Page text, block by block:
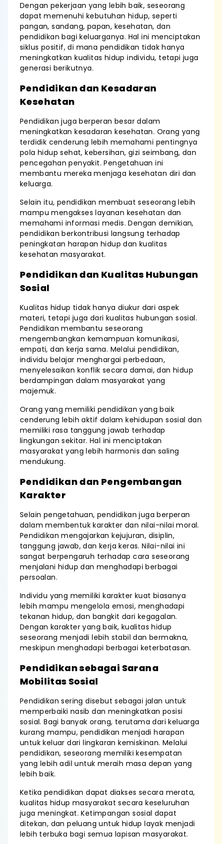
Dengan pekerjaan yang lebih baik, seseorang
dapat memenuhi kebutuhan hidup, seperti
pangan, sandang, papan, kesehatan, dan
pendidikan bagi keluarganya. Hal ini menciptakan
siklus positif, di mana pendidikan tidak hanya
meningkatkan kualitas hidup individu, tetapi juga
generasi berikutnya.
Pendidikan dan Kesadaran
Kesehatan
Pendidikan juga berperan besar dalam
meningkatkan kesadaran kesehatan. Orang yang
terdidik cenderung lebih memahami pentingnya
pola hidup sehat, kebersihan, gizi seimbang, dan
pencegahan penyakit. Pengetahuan ini
membantu mereka menjaga kesehatan diri dan
keluarga.
Selain itu, pendidikan membuat seseorang lebih
mampu mengakses layanan kesehatan dan
memahami informasi medis. Dengan demikian,
pendidikan berkontribusi langsung terhadap
peningkatan harapan hidup dan kualitas
kesehatan masyarakat.
Pendidikan dan Kualitas Hubungan
Sosial
Kualitas hidup tidak hanya diukur dari aspek
materi, tetapi juga dari kualitas hubungan sosial.
Pendidikan membantu seseorang
mengembangkan kemampuan komunikasi,
empati, dan kerja sama. Melalui pendidikan,
individu belajar menghargai perbedaan,
menyelesaikan konflik secara damai, dan hidup
berdampingan dalam masyarakat yang
majemuk.
Orang yang memiliki pendidikan yang baik
cenderung lebih aktif dalam kehidupan sosial dan
memiliki rasa tanggung jawab terhadap
lingkungan sekitar. Hal ini menciptakan
masyarakat yang lebih harmonis dan saling
mendukung.
Pendidikan dan Pengembangan
Karakter
Selain pengetahuan, pendidikan juga berperan
dalam membentuk karakter dan nilai-nilai moral.
Pendidikan mengajarkan kejujuran, disiplin,
tanggung jawab, dan kerja keras. Nilai-nilai ini
sangat berpengaruh terhadap cara seseorang
menjalani hidup dan menghadapi berbagai
persoalan.
Individu yang memiliki karakter kuat biasanya
lebih mampu mengelola emosi, menghadapi
tekanan hidup, dan bangkit dari kegagalan.
Dengan karakter yang baik, kualitas hidup
seseorang menjadi lebih stabil dan bermakna,
meskipun menghadapi berbagai keterbatasan.
Pendidikan sebagai Sarana
Mobilitas Sosial
Pendidikan sering disebut sebagai jalan untuk
memperbaiki nasib dan meningkatkan posisi
sosial. Bagi banyak orang, terutama dari keluarga
kurang mampu, pendidikan menjadi harapan
untuk keluar dari lingkaran kemiskinan. Melalui
pendidikan, seseorang memiliki kesempatan
yang lebih adil untuk meraih masa depan yang
lebih baik.
Ketika pendidikan dapat diakses secara merata,
kualitas hidup masyarakat secara keseluruhan
juga meningkat. Ketimpangan sosial dapat
ditekan, dan peluang untuk hidup layak menjadi
lebih terbuka bagi semua lapisan masyarakat.